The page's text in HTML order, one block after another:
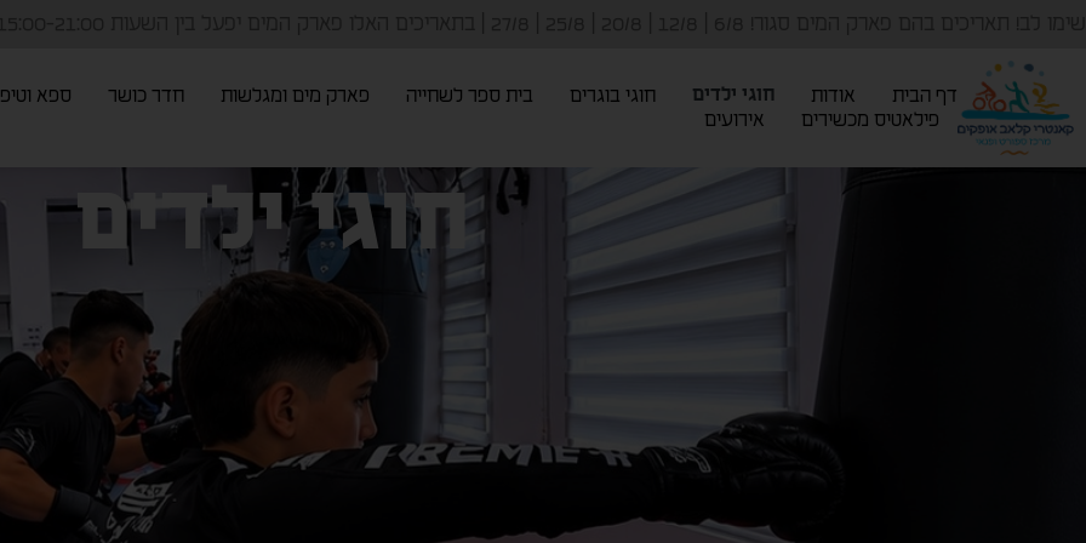
דף הבית אודות חוגי ילדים חוגי בוגרים בית ספר לשחייה פארק מים ומגלשות חדר כושר
ספא
פילאטיס מכשירים
אירועים
חוגי ילדים